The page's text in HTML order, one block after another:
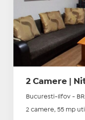
2 Camere |
Bucuresti-Ilfov -
2 camere, 55 mp